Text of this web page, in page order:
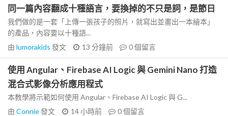
同一篇內容翻成十種語言，要換掉的不只是詞，是節日
我們做的是一套「上傳一張孩子的照片，就寫出並畫出一本繪本」
的產品，內容要以十種語...
由 lumorakids 發文 13 分鐘前 0個留言
使用 Angular、Firebase AI Logic 與 Gemini Nano 打造
混合式影像分析應用程式
本教學將示範如何使用 Angular、Firebase AI Logic 與 G...
由 Connie發文 14 小時前 0個留言